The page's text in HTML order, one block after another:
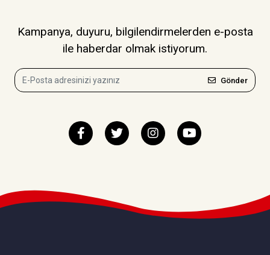
Kampanya, duyuru, bilgilendirmelerden e-posta
ile haberdar olmak istiyorum.
Gönder